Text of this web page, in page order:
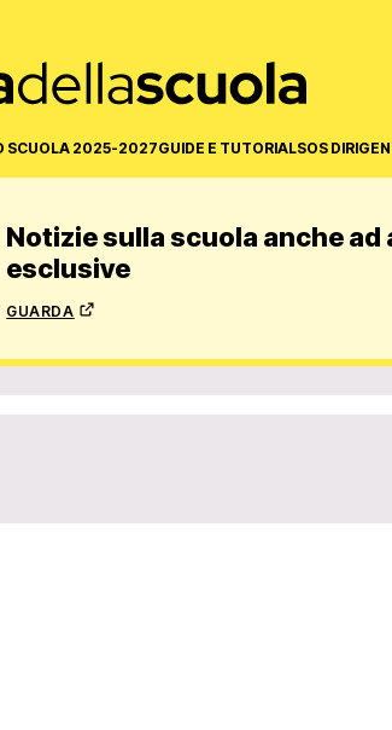
SCUOLA 2025-2027GUIDE E TUTORIALSOS
Notizie sulla scuola anche
esclusive
guarda